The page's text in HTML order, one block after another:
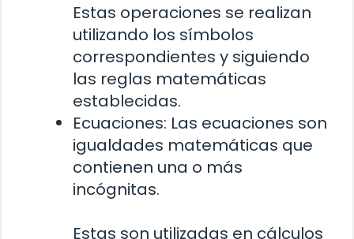
Estas operaciones se realizan
utilizando los símbolos
correspondientes y siguiendo
las reglas matemáticas
establecidas.
Ecuaciones: Las ecuaciones son
igualdades matemáticas que
contienen una o más
incógnitas.
Estas son utilizadas en cálculos